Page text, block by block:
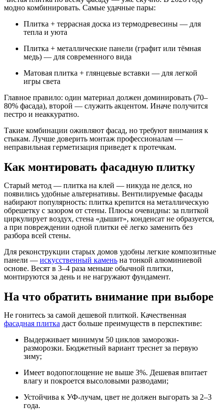
модно комбинировать. Самые удачные пары:
Плитка + террасная доска из термодревесины — для
тепла и уюта
Плитка + металлические панели (графит или тёмная
медь) — для современного вида
Матовая плитка + глянцевые вставки — для легкой
игры света
Главное правило: один материал должен доминировать (70–
80% фасада), второй — служить акцентом. Иначе получится
пестро и неаккуратно.
Такие комбинации оживляют фасад, но требуют внимания к
стыкам. Лучше доверить монтаж профессионалам —
неправильная герметизация приведет к протечкам.
Как монтировать фасадную плитку
Старый метод — плитка на клей — никуда не делся, но
появились удобные альтернативы. Вентилируемые фасады
набирают популярность: плитка крепится на металлическую
обрешетку с зазором от стены. Плюсы очевидны: за плиткой
циркулирует воздух, стена «дышит», конденсат не образуется,
а при повреждении одной плитки её легко заменить без
разбора всей стены.
Для реконструкции старых домов удобны легкие композитные
панели — искусственный камень на тонкой алюминиевой
основе. Весят в 3–4 раза меньше обычной плитки,
монтируются за день и не нагружают фундамент.
На что обратить внимание при выборе
Не гонитесь за самой дешевой плиткой. Качественная
фасадная плитка даст больше преимуществ в перспективе:
Выдерживает минимум 50 циклов заморозки-
разморозки. Бюджетный вариант треснет за первую
зиму;
Имеет водопоглощение не выше 3%. Дешевая впитает
влагу и покроется высоловыми разводами;
Устойчива к УФ-лучам, цвет не должен выгорать за 2–3
года.